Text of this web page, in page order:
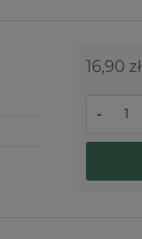
16,90 zł
-